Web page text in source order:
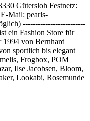
Gütersloh Festnetz:
Mail: pearls-
-------------------------
ein Fashion Store für
1994 von Bernhard
sportlich bis elegant
Frogbox, POM
Ilse Jacobsen, Bloom,
Lookabi, Rosemunde